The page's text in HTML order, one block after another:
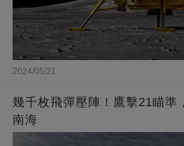
2024/05/21
幾千枚飛彈壓陣！鷹擊21瞄準
南海